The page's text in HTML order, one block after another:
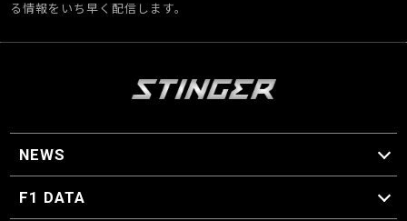
る情報をいち早く配信します。
NEWS
F1 ニュース
F1 DATA